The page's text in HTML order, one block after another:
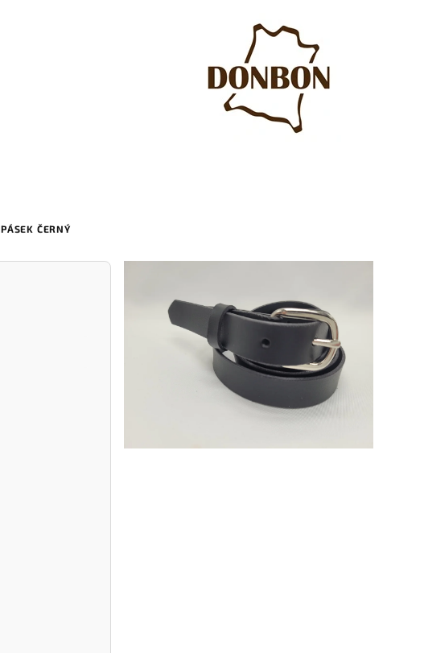
PÁSEK ČERNÝ